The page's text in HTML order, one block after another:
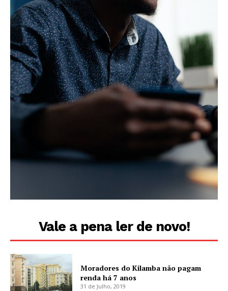
Vale a pena ler de novo!
Moradores do Kilamba não pagam
renda há 7 anos
31 de Julho, 2019